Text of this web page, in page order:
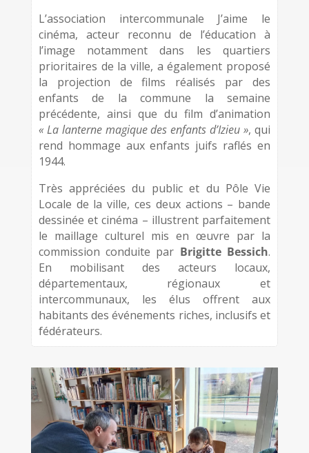
L’association intercommunale J’aime le
cinéma, acteur reconnu de l’éducation à
l’image notamment dans les quartiers
prioritaires de la ville, a également proposé
la projection de films réalisés par des
enfants de la commune la semaine
précédente, ainsi que du film d’animation
« La lanterne magique des enfants d’Izieu », qui
rend hommage aux enfants juifs raflés en
1944.
Très appréciées du public et du Pôle Vie
Locale de la ville, ces deux actions – bande
dessinée et cinéma – illustrent parfaitement
le maillage culturel mis en œuvre par la
commission conduite par Brigitte Bessich.
En mobilisant des acteurs locaux,
départementaux, régionaux et
intercommunaux, les élus offrent aux
habitants des événements riches, inclusifs et
fédérateurs.